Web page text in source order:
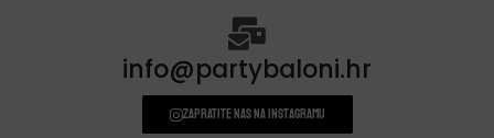
info@partybaloni.hr
Zapratite nas na instagramu